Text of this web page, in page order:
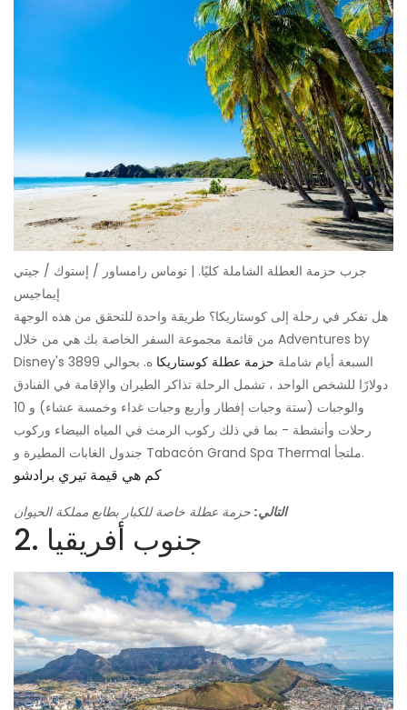
جرب حزمة العطلة الشاملة كليًا. | توماس رامساور / إستوك / جيتي
إيماجيس
هل تفكر في رحلة إلى كوستاريكا؟ طريقة واحدة للتحقق من هذه الوجهة
من قائمة مجموعة السفر الخاصة بك هي من خلال Adventures by
Disney's السبعة أيام شاملة حزمة عطلة كوستاريكا
ه. بحوالي 3899
دولارًا للشخص الواحد ، تشمل الرحلة تذاكر الطيران والإقامة في الفنادق
والوجبات (ستة وجبات إفطار وأربع وجبات غداء وخمسة عشاء) و 10
رحلات وأنشطة - بما في ذلك ركوب الرمث في المياه البيضاء وركوب
جندول الغابات المطيرة و Tabacón Grand Spa Thermal ملتجأ.
كم هي قيمة تيري برادشو
التالي: حزمة عطلة خاصة للكبار بطابع مملكة الحيوان
2. جنوب أفريقيا